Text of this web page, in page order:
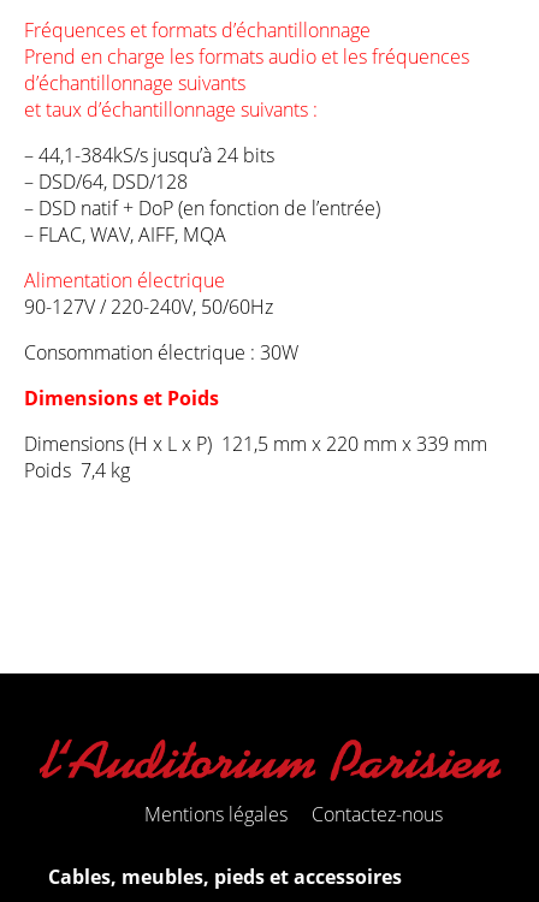
Fréquences et formats d’échantillonnage
Prend en charge les formats audio et les fréquences
d’échantillonnage suivants
et taux d’échantillonnage suivants :
– 44,1-384kS/s jusqu’à 24 bits
– DSD/64, DSD/128
– DSD natif + DoP (en fonction de l’entrée)
– FLAC, WAV, AIFF, MQA
Alimentation électrique
90-127V / 220-240V, 50/60Hz
Consommation électrique : 30W
Dimensions et Poids
Dimensions (H x L x P) 121,5 mm x 220 mm x 339 mm
Poids 7,4 kg
Mentions légales Contactez-nous
Cables, meubles, pieds et accessoires